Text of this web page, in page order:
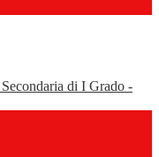
di I Grado -